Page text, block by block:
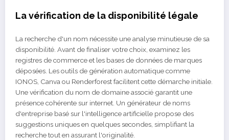
La vérification de la disponibilité légale
La recherche d'un nom nécessite une analyse minutieuse de sa
disponibilité. Avant de finaliser votre choix, examinez les
registres de commerce et les bases de données de marques
déposées. Les outils de génération automatique comme
IONOS, Canva ou Renderforest facilitent cette démarche initiale.
Une vérification du nom de domaine associé garantit une
présence cohérente sur internet. Un générateur de noms
d'entreprise basé sur l'intelligence artificielle propose des
suggestions uniques en quelques secondes, simplifiant la
recherche tout en assurant l'originalité.